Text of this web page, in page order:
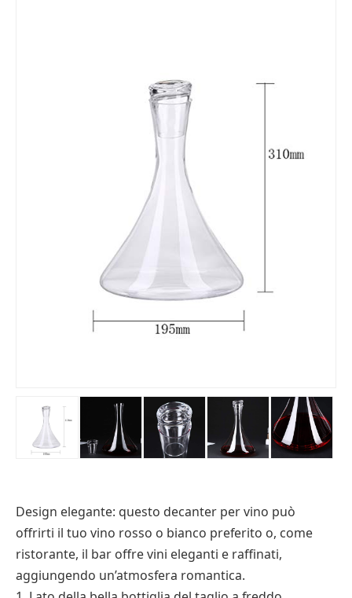
Design elegante: questo decanter per vino può
offrirti il tuo vino rosso o bianco preferito o, come
ristorante, il bar offre vini eleganti e raffinati,
aggiungendo un’atmosfera romantica.